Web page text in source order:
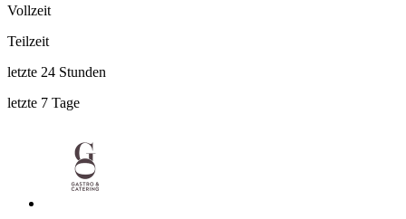
Vollzeit
Teilzeit
letzte 24 Stunden
letzte 7 Tage